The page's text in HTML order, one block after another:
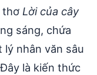
thơ Lời của cây
sáng, chứa
nhân văn sâu
là kiến thức